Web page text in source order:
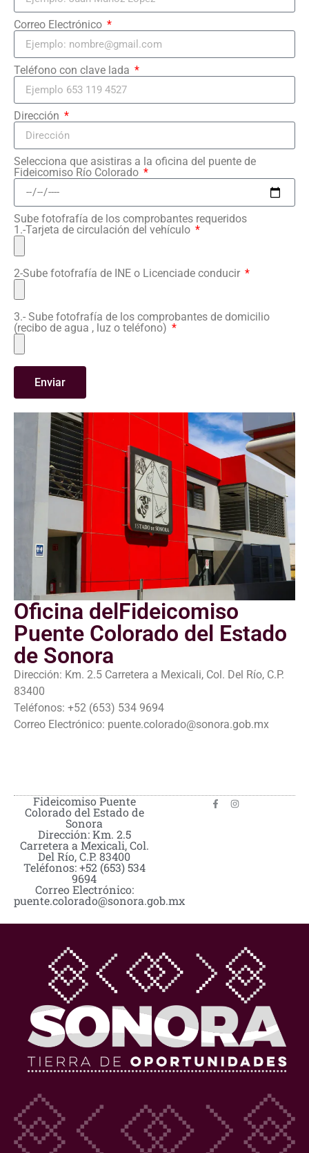
Correo Electrónico
Teléfono con clave lada
Dirección
Selecciona que asistiras a la oficina del puente de
Fideicomiso Río Colorado
Sube fotofrafía de los comprobantes requeridos
1.-Tarjeta de circulación del vehículo
2-Sube fotofrafía de INE o Licenciade conducir
3.- Sube fotofrafía de los comprobantes de domicilio
(recibo de agua , luz o teléfono)
Enviar
Oficina delFideicomiso
Puente Colorado del Estado
de Sonora
Dirección: Km. 2.5 Carretera a Mexicali, Col. Del Río, C.P.
83400
Teléfonos: +52 (653) 534 9694
Correo Electrónico: puente.colorado@sonora.gob.mx
Fideicomiso Puente
Colorado del Estado de
Sonora
Dirección: Km. 2.5
Carretera a Mexicali, Col.
Del Río, C.P. 83400
Teléfonos: +52 (653) 534
9694
Correo Electrónico:
puente.colorado@sonora.gob.mx